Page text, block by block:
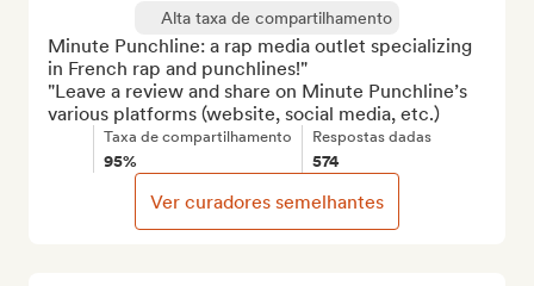
Alta taxa de compartilhamento
Minute Punchline: a rap media outlet specializing
in French rap and punchlines!"
"Leave a review and share on Minute Punchline’s
various platforms (website, social media, etc.)
Taxa de compartilhamento
95%
Respostas dadas
574
Ver curadores semelhantes